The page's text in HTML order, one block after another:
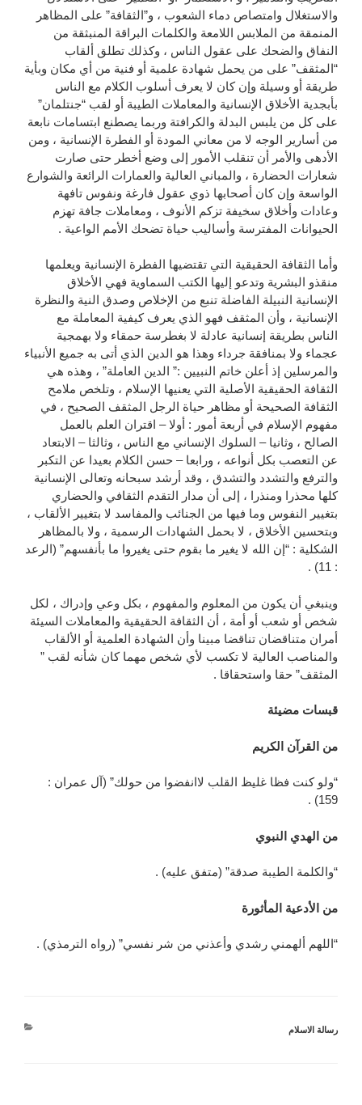
والاستغلال وامتصاص دماء الشعوب ، و”الثقافة” على المظاهر
المنمقة من الملابس اللامعة والكلمات البراقة المنبثقة من
النفاق والضحك على عقول الناس ، وكذلك تطلق ألقاب
“المثقف” على من يحمل شهادة علمية أو فنية من أي مكان وبأية
طريقة أو وسيلة وإن كان لا يعرف أسلوب الكلام مع الناس
بأبجدية الأخلاق الإنسانية والمعاملات الطيبة أو لقب “جنتلمان”
على كل من يلبس البدلة والكرافتة وربما يصطنع ابتسامات نابعة
من أسارير الوجه لا من معاني المودة أو الفطرة الإنسانية ، ومن
الأدهى والأمر أن تنقلب الأمور إلى وضع أخطر حتى صارت
شعارات الحضارة ، والمباني العالية والعمارات الرائعة والشوارع
الواسعة وإن كان أصحابها ذوي عقول فارغة ونفوس تافهة
وعادات وأخلاق سخيفة تزكم الأنوف ، ومعاملات جافة تهزم
الحيوانات المفترسة وأساليب حياة تضحك الأمم الواعية .
وأما الثقافة الحقيقية التي تقتضيها الفطرة الإنسانية ويعلمها
منقذو البشرية وتدعو إليها الكتب السماوية فهي الأخلاق
الإنسانية النبيلة الفاضلة تنبع من الإخلاص وصدق النية والنظرة
الإنسانية ، وأن المثقف فهو الذي يعرف كيفية المعاملة مع
الناس بطريقة إنسانية عادلة لا بغطرسة حمقاء ولا بهمجية
عجماء ولا بمنافقة جرداء وهذا هو الدين الذي أتى به جميع الأنبياء
والمرسلين إذ أعلن خاتم النبيين :” الدين العاملة” ، وهذه هي
الثقافة الحقيقية الأصلية التي يعنيها الإسلام ، وتلخص ملامح
الثقافة الصحيحة أو مظاهر حياة الرجل المثقف الصحيح ، في
مفهوم الإسلام في أربعة أمور : أولا – اقتران العلم بالعمل
الصالح ، وثانيا – السلوك الإنساني مع الناس ، وثالثا – الابتعاد
عن التعصب بكل أنواعه ، ورابعا – حسن الكلام بعيدا عن التكبر
والترفع والتشدد والتشدق ، وقد أرشد سبحانه وتعالى الإنسانية
كلها محذرا ومنذرا ، إلى أن مدار التقدم الثقافي والحضاري
بتغيير النفوس وما فيها من الجنائب والمفاسد لا بتغيير الألقاب ،
وبتحسين الأخلاق ، لا بحمل الشهادات الرسمية ، ولا بالمظاهر
الشكلية : “إن الله لا يغير ما بقوم حتى يغيروا ما بأنفسهم” (الرعد
: 11) .
وينبغي أن يكون من المعلوم والمفهوم ، بكل وعي وإدراك ، لكل
شخص أو شعب أو أمة ، أن الثقافة الحقيقية والمعاملات السيئة
أمران متناقضان تناقضا مبينا وأن الشهادة العلمية أو الألقاب
والمناصب العالية لا تكسب لأي شخص مهما كان شأنه لقب ”
المثقف” حقا واستحقاقا .
قبسات مضيئة
من القرآن الكريم
“ولو كنت فظا غليظ القلب لاانفضوا من حولك” (آل عمران :
159) .
من الهدي النبوي
“والكلمة الطيبة صدقة” (متفق عليه) .
من الأدعية المأثورة
“اللهم ألهمني رشدي وأعذني من شر نفسي” (رواه الترمذي) .
التصنيفات
رسالة الاسلام